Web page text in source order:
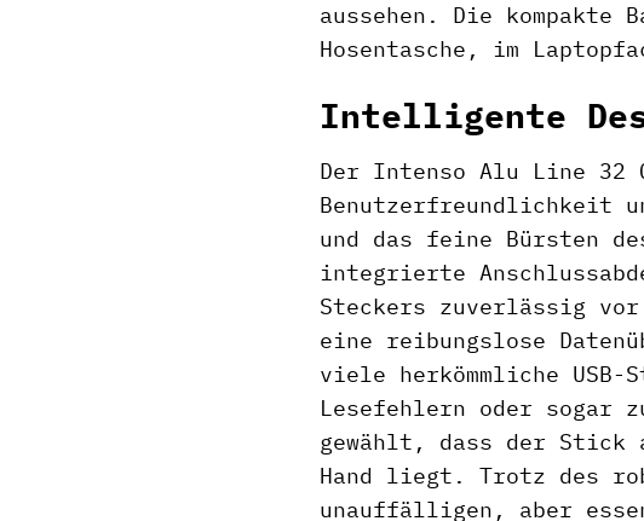
aussehen. Die
Hosentasche, im
Intelligente
Der Intenso Alu Line 32
Benutzerfreundlichkeit
und das feine Bürsten
integrierte
Steckers zuverlässig vor
eine reibungslose
viele herkömmliche
Lesefehlern oder sogar
gewählt, dass der Stick
Hand liegt. Trotz des
unauffälligen, aber